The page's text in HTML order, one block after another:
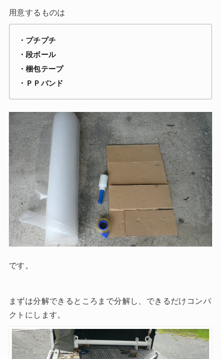
用意するものは
・プチプチ
・段ボール
・梱包テープ
・ＰＰバンド
です。
まずは分解できるところまで分解し、できるだけコンパ
クトにします。